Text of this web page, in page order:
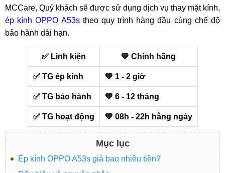
MCCare, Quý khách sẽ được sử dụng dịch vụ thay mặt kính,
ép kính OPPO A53stheo quy trình hàng đầu cùng chế độ
bảo hành dài hạn.
✅ Linh kiện 💛 Chính hãng
✅ TG ép kính 💛 1 - 2 giờ
✅ TG bảo hành 💛 6 - 12 tháng
✅ TG hoạt động 💛 08h - 22h hằng ngày
Mục lục
Ép kính OPPO A53s giá bao nhiêu tiền?